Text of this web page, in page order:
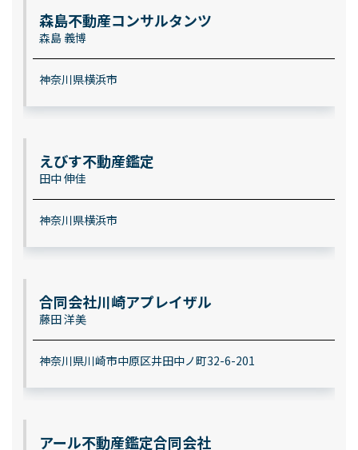
森島不動産コンサルタンツ
森島 義博
神奈川県横浜市
えびす不動産鑑定
田中 伸佳
神奈川県横浜市
合同会社川崎アプレイザル
藤田 洋美
神奈川県川崎市中原区井田中ノ町32-6-201
アール不動産鑑定合同会社